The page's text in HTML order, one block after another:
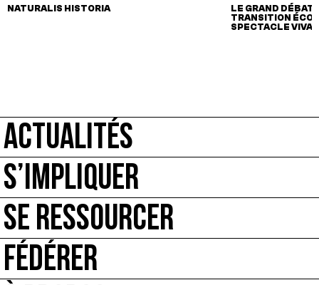
NATURALIS HISTORIA
LE GRAND DÉBAT
TRANSITION
SPECTACLE
ACTUALITÉS
S’IMPLIQUER
SE RESSOURCER
FÉDÉRER